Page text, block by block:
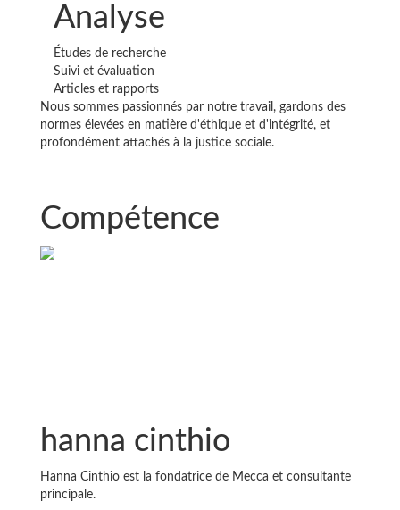
Analyse
Études de recherche
Suivi et évaluation
Articles et rapports
Nous sommes passionnés par notre travail, gardons des
normes élevées en matière d'éthique et d'intégrité, et
profondément attachés à la justice sociale.
Compétence
hanna cinthio
Hanna Cinthio est la fondatrice de Mecca et consultante
principale.